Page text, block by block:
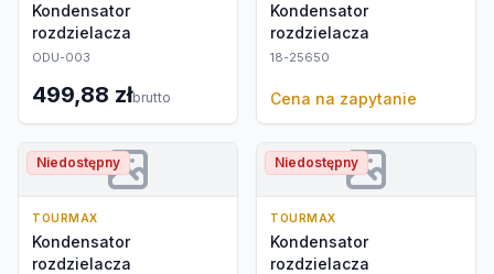
Kondensator
rozdzielacza
ODU-003
499,88 złbrutto
Kondensator
rozdzielacza
18-25650
Cena na zapytanie
Niedostępny
TOURMAX
Kondensator
rozdzielacza
Niedostępny
TOURMAX
Kondensator
rozdzielacza